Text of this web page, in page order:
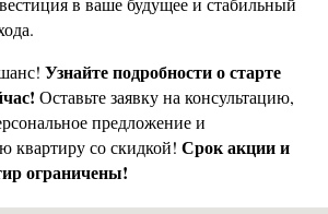
Узнайте подробности о старте
Оставьте заявку на консультацию,
предложение и
квартиру со скидкой! Срок акции и
ограничены!